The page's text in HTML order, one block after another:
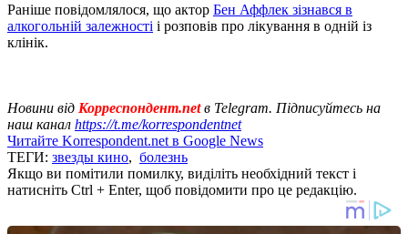
Раніше повідомлялося, що актор Бен Аффлек зізнався в
алкогольній залежності і розповів про лікування в одній із
клінік.
Новини від Корреспондент.netв Telegram. Підписуйтесь на
наш канал https://t.me/korrespondentnet
Читайте Korrespondent.net в Google News
ТЕГИ: звезды кино, болезнь
Якщо ви помітили помилку, виділіть необхідний текст і
натисніть Ctrl + Enter, щоб повідомити про це редакцію.